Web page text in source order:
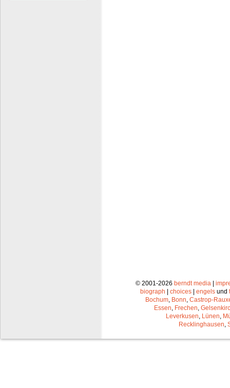
© 2001-2026 berndt media |
biograph | choices | engels und
Bochum Bonn Castrop-
Essen Frechen
Leverkusen Lünen
Recklinghausen